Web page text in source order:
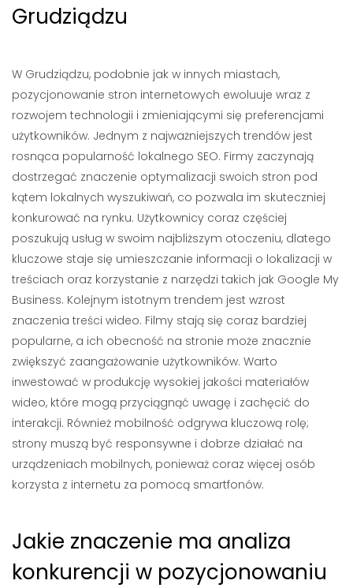
Grudziądzu
W Grudziądzu, podobnie jak w innych miastach,
pozycjonowanie stron internetowych ewoluuje wraz z
rozwojem technologii i zmieniającymi się preferencjami
użytkowników. Jednym z najważniejszych trendów jest
rosnąca popularność lokalnego SEO. Firmy zaczynają
dostrzegać znaczenie optymalizacji swoich stron pod
kątem lokalnych wyszukiwań, co pozwala im skuteczniej
konkurować na rynku. Użytkownicy coraz częściej
poszukują usług w swoim najbliższym otoczeniu, dlatego
kluczowe staje się umieszczanie informacji o lokalizacji w
treściach oraz korzystanie z narzędzi takich jak Google My
Business. Kolejnym istotnym trendem jest wzrost
znaczenia treści wideo. Filmy stają się coraz bardziej
popularne, a ich obecność na stronie może znacznie
zwiększyć zaangażowanie użytkowników. Warto
inwestować w produkcję wysokiej jakości materiałów
wideo, które mogą przyciągnąć uwagę i zachęcić do
interakcji. Również mobilność odgrywa kluczową rolę;
strony muszą być responsywne i dobrze działać na
urządzeniach mobilnych, ponieważ coraz więcej osób
korzysta z internetu za pomocą smartfonów.
Jakie znaczenie ma analiza
konkurencji w pozycjonowaniu